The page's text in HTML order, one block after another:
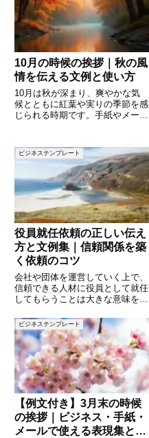
かし、B/Lにはさまざまな種類や
仕組みが
10月の時候の挨拶｜秋の風
情を伝える文例と使い方
10月は秋が深まり、爽やかな気
候とともに紅葉や実りの季節を感
じられる時期です。手紙やメール
ことで、相手に温かみや風情を伝
えることができます。本記事で
は、10月に使える時候の挨拶を
紹
ビジネステンプレート
役員就任依頼の正しい伝え
方と文例集｜信頼関係を築
く依頼のコツ
会社や団体を運営していく上で、
信頼できる人材に役員として就任
してもらうことは大きな意味を持
の方向性や信頼性にも関わる重要
な事項です。そのため依頼の仕方
には慎重さが求められ、形式や礼
儀を欠かさず、相手が納得して引
ビジネステンプレート
【例文付き】3月末の時候
の挨拶｜ビジネス・手紙・
メールで使える表現集と書